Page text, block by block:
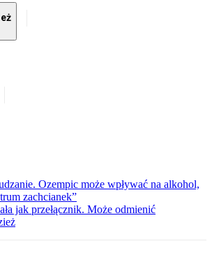
Ozempic może wpływać na alkohol,
zachcianek”
jak przełącznik. Może odmienić